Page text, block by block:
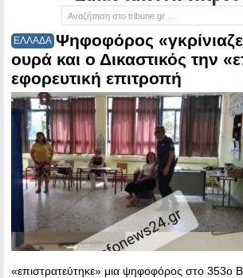
ΕΛΛΑΔΑ Ψηφοφόρος
ουρά και ο Δικαστικός την
εφορευτική επιτροπή
«επιστρατεύτηκε» μια ψηφοφόρος στο 353ο